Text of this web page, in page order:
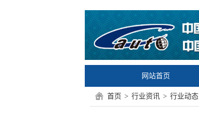
网站首页
首页 > 行业资讯 > 行业动态